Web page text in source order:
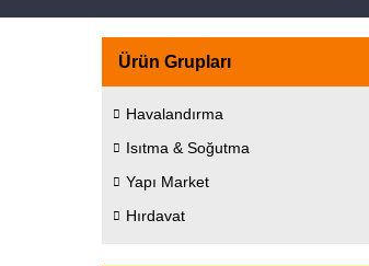
Ürün Grupları
Havalandırma
Isıtma & Soğutma
Yapı Market
Hırdavat